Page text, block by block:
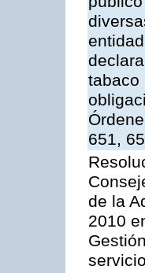
tabaco
651,
de la
2010